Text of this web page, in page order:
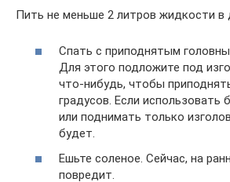
Пить не меньше 2 литров жидкости в
Спать с приподнятым
Для этого подложите под
что-нибудь, чтобы
градусов. Если использовать
или поднимать только
будет.
Ешьте соленое. Сейчас, на
повредит.